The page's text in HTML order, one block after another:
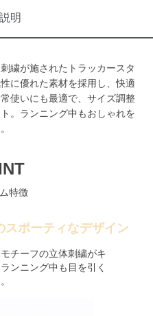
明
繍が施されたトラッカースタ
に優れた素材を採用し、快適
使いにも最適で、サイズ調整
。ランニング中もおしゃれを
特徴
ポーティなデザイン
チーフの立体刺繍がキ
ンニング中も目を引く